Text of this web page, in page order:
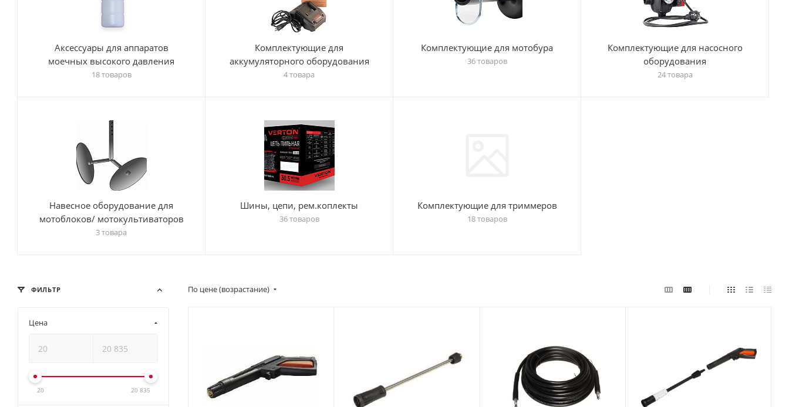
Аксессуары для аппаратов
моечных высокого давления
18 товаров
Комплектующие для
аккумуляторного оборудования
4 товара
Комплектующие для мотобура
36 товаров
Комплектующие для насосного
оборудования
24 товара
Навесное оборудование для
мотоблоков/ мотокультиваторов
3 товара
Шины, цепи, рем.коплекты
36 товаров
Комплектующие для триммеров
18 товаров
По цене (возрастание)
ФИЛЬТР
Цена
20 20 835